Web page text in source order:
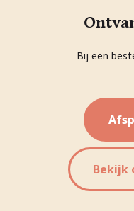
Bij een
Bekijk